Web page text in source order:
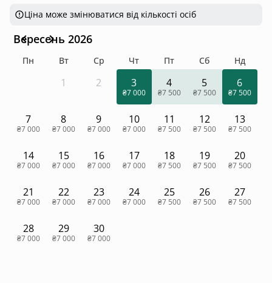
Ціна може змінюватися від кількості осіб
Вересень 2026
Пн Вт Ср Чт Пт Сб Нд
1 2 3
₴7 000
4
₴7 500
5
₴7 500
6
₴7 500
7
₴7 000
8
₴7 000
9
₴7 000
10
₴7 000
11
₴7 500
12
₴7 500
13
₴7 500
14
₴7 000
15
₴7 000
16
₴7 000
17
₴7 000
18
₴7 500
19
₴7 500
20
₴7 500
21
₴7 000
22
₴7 000
23
₴7 000
24
₴7 000
25
₴7 500
26
₴7 500
27
₴7 500
28
₴7 000
29
₴7 000
30
₴7 000